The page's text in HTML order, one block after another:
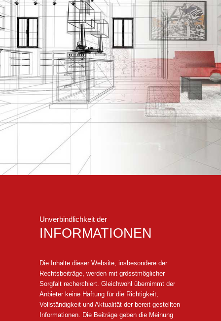
Unverbindlichkeit der
INFORMATIONEN
Die Inhalte dieser Website, insbesondere der
Rechtsbeiträge, werden mit grösstmöglicher
Sorgfalt recherchiert. Gleichwohl übernimmt der
Anbieter keine Haftung für die Richtigkeit,
Vollständigkeit und Aktualität der bereit gestellten
Informationen. Die Beiträge geben die Meinung